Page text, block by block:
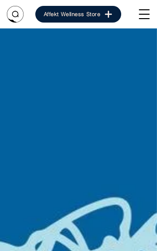
Affekt Wellness Store